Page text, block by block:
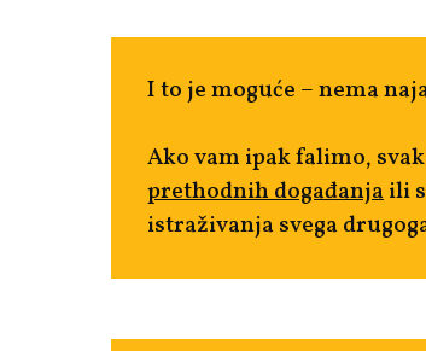
I to je moguće – nema
Ako vam ipak falimo,
prethodnih događanjaili
istraživanja svega